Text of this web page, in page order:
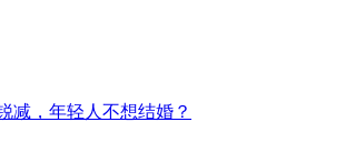
减，年轻人不想结婚？